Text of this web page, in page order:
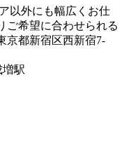
以外にも幅広くお仕
ご希望に合わせられる
京都新宿区西新宿7-
駅